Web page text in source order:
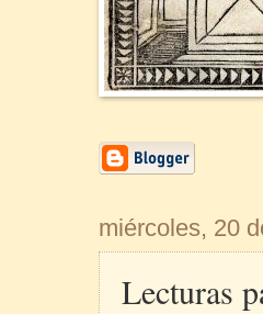
miércoles, 20
Lecturas